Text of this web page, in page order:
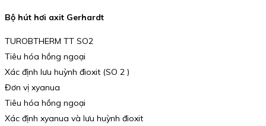
Bộ hút hơi axit Gerhardt
TUROBTHERM TT SO2
Tiêu hóa hồng ngoại
Xác định lưu huỳnh đioxit (SO 2 )
Đơn vị xyanua
Tiêu hóa hồng ngoại
Xác định xyanua và lưu huỳnh đioxit